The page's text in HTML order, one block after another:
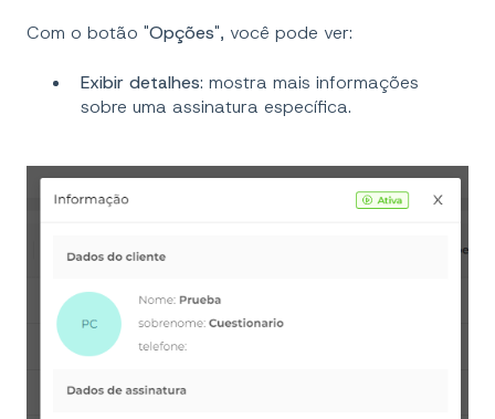
Com o botão "Opções", você pode ver:
Exibir detalhes: mostra mais informações
sobre uma assinatura específica.